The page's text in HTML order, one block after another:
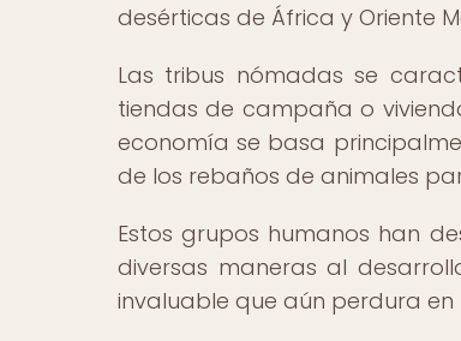
desérticas de África y Oriente
Las tribus nómadas se
tiendas de campaña o
economía se basa
de los rebaños de animales
Estos grupos humanos han
diversas maneras al
invaluable que aún perdura